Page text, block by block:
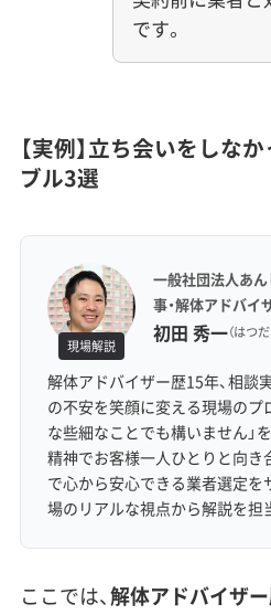
です。
【実例】立ち会いをしな
ブル3選
現場解説
一般社団法人あ
事・解体アドバイ
初田 秀一（はつ
解体アドバイザー歴15年、相談
の不安を笑顔に変える現場のプ
な些細なことでも構いません」
精神でお客様一人ひとりと向き
で心から安心できる業者選定を
場のリアルな視点から解説を担
ここでは、解体アドバイザ